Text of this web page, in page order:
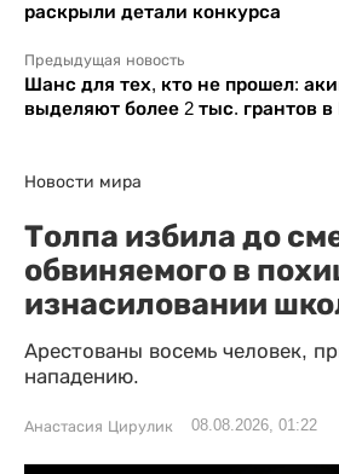
раскрыли детали конкурса
Предыдущая новость
Шанс для тех, кто не прошел:
выделяют более 2 тыс. грантов в
Новости мира
Толпа избила до
обвиняемого в
изнасиловании
Арестованы восемь человек,
нападению.
Анастасия Цирулик 08.08.2026, 01:22